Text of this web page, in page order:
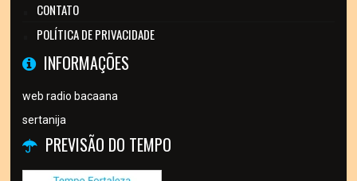
CONTATO
POLÍTICA DE PRIVACIDADE
INFORMAÇÕES
web radio bacaana
sertanija
PREVISÃO DO TEMPO